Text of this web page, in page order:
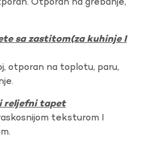
Otporan na grebanje,
sa zastitom(za kuhinje I
otporan na toplotu, paru,
reljefni tapet
teksturom I